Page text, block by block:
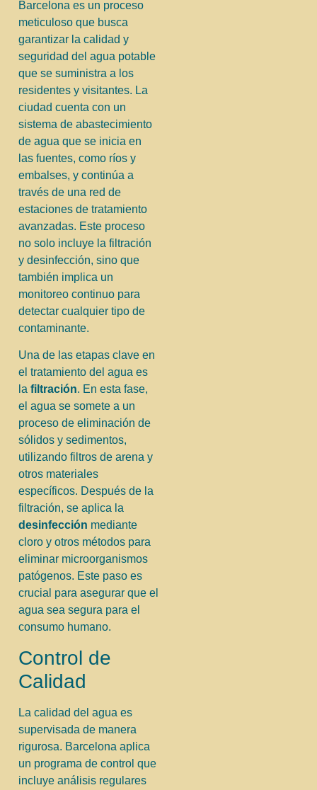
Barcelona es un proceso
meticuloso que busca
garantizar la calidad y
seguridad del agua potable
que se suministra a los
residentes y visitantes. La
ciudad cuenta con un
sistema de abastecimiento
de agua que se inicia en
las fuentes, como ríos y
embalses, y continúa a
través de una red de
estaciones de tratamiento
avanzadas. Este proceso
no solo incluye la filtración
y desinfección, sino que
también implica un
monitoreo continuo para
detectar cualquier tipo de
contaminante.
Una de las etapas clave en
el tratamiento del agua es
la filtración. En esta fase,
el agua se somete a un
proceso de eliminación de
sólidos y sedimentos,
utilizando filtros de arena y
otros materiales
específicos. Después de la
filtración, se aplica la
desinfección mediante
cloro y otros métodos para
eliminar microorganismos
patógenos. Este paso es
crucial para asegurar que el
agua sea segura para el
consumo humano.
Control de
Calidad
La calidad del agua es
supervisada de manera
rigurosa. Barcelona aplica
un programa de control que
incluye análisis regulares